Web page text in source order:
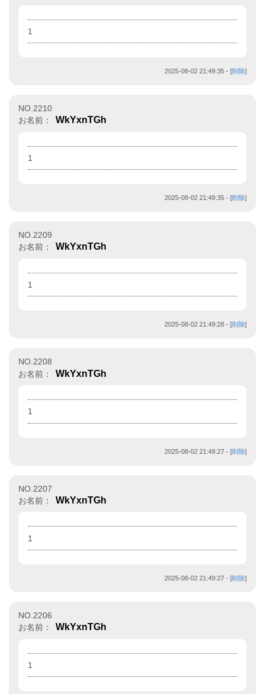
1
2025-08-02 21:49:35 - [削除]
NO.2210
お名前：
WkYxnTGh
1
2025-08-02 21:49:35 - [削除]
NO.2209
お名前：
WkYxnTGh
1
2025-08-02 21:49:28 - [削除]
NO.2208
お名前：
WkYxnTGh
1
2025-08-02 21:49:27 - [削除]
NO.2207
お名前：
WkYxnTGh
1
2025-08-02 21:49:27 - [削除]
NO.2206
お名前：
WkYxnTGh
1